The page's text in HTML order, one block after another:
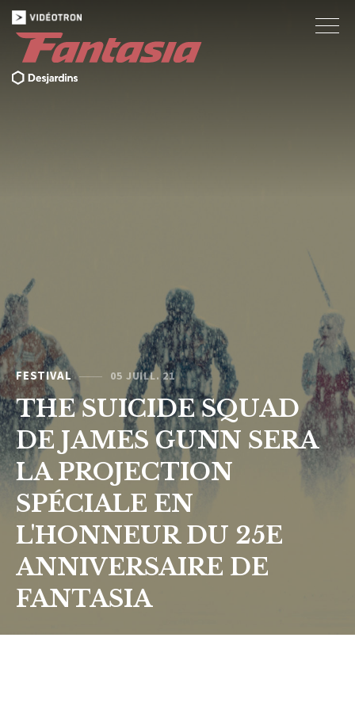
FESTIVAL 05 JUILL. 21
THE SUICIDE SQUAD
DE JAMES GUNN SERA
LA PROJECTION
SPÉCIALE EN
L'HONNEUR DU 25E
ANNIVERSAIRE DE
FANTASIA